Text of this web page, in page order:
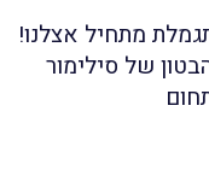
מתחיל אצלנו!
של סילימור